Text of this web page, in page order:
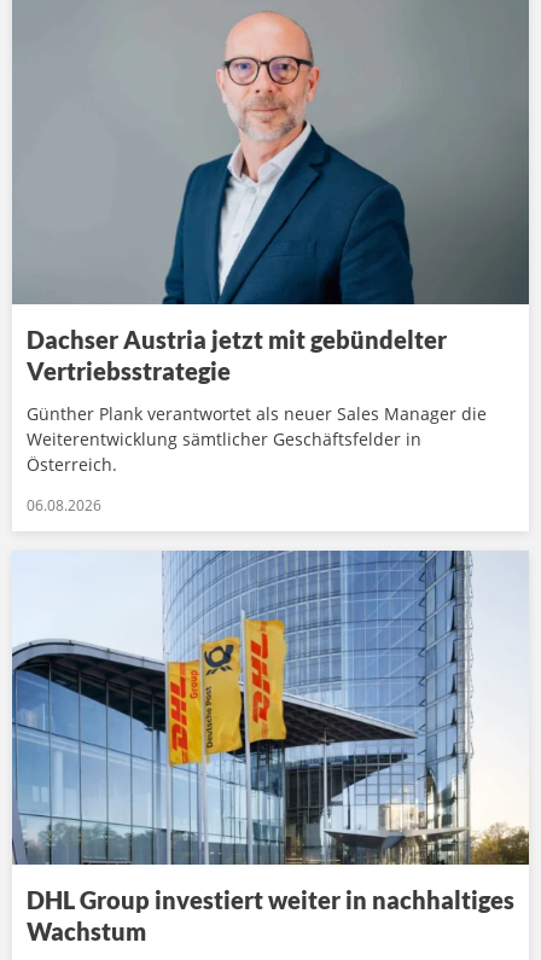
Dachser Austria jetzt mit gebündelter
Vertriebsstrategie
Günther Plank verantwortet als neuer Sales Manager die
Weiterentwicklung sämtlicher Geschäftsfelder in
Österreich.
06.08.2026
DHL Group investiert weiter in nachhaltiges
Wachstum